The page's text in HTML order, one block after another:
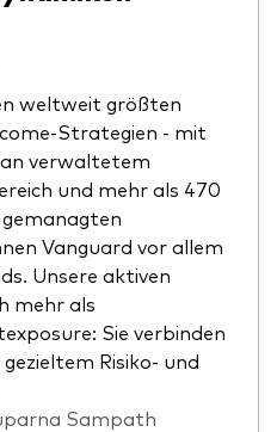
weltweit größten
Strategien - mit
an verwaltetem
und mehr als 470
Vanguard vor allem
Unsere aktiven
mehr als
Sie verbinden
Risiko- und
Sampath